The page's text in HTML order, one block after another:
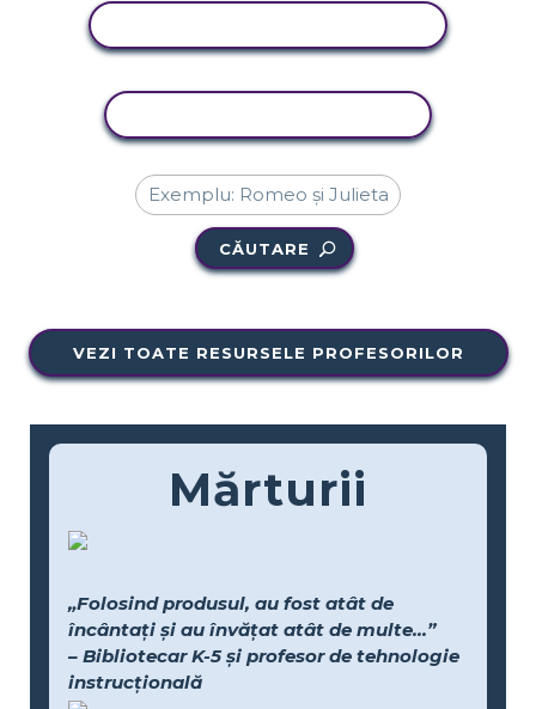
CĂUTARE
VEZI TOATE RESURSELE PROFESORILOR
Mărturii
„Folosind produsul, au fost atât de
încântați și au învățat atât de multe...”
– Bibliotecar K-5 și profesor de tehnologie
instrucțională